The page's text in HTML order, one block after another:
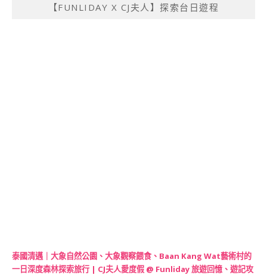
【FUNLIDAY X CJ夫人】探索台日遊程
泰國清邁｜大象自然公園、大象觀察餵食、Baan Kang Wat藝術村的
一日深度森林探索旅行 | CJ夫人愛度假 @ Funliday 旅遊回憶、遊記攻